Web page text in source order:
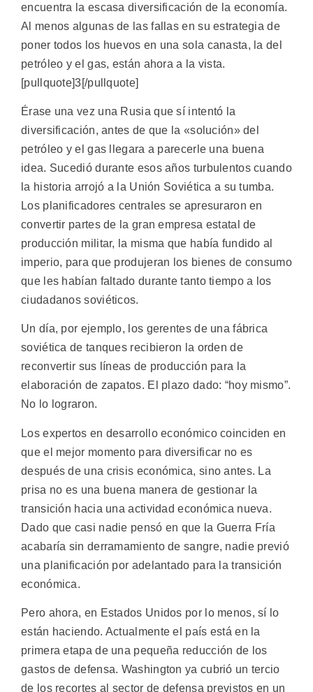
encuentra la escasa diversificación de la economía.
Al menos algunas de las fallas en su estrategia de
poner todos los huevos en una sola canasta, la del
petróleo y el gas, están ahora a la vista.
[pullquote]3[/pullquote]
Érase una vez una Rusia que sí intentó la
diversificación, antes de que la «solución» del
petróleo y el gas llegara a parecerle una buena
idea. Sucedió durante esos años turbulentos cuando
la historia arrojó a la Unión Soviética a su tumba.
Los planificadores centrales se apresuraron en
convertir partes de la gran empresa estatal de
producción militar, la misma que había fundido al
imperio, para que produjeran los bienes de consumo
que les habían faltado durante tanto tiempo a los
ciudadanos soviéticos.
Un día, por ejemplo, los gerentes de una fábrica
soviética de tanques recibieron la orden de
reconvertir sus líneas de producción para la
elaboración de zapatos. El plazo dado: “hoy mismo”.
No lo lograron.
Los expertos en desarrollo económico coinciden en
que el mejor momento para diversificar no es
después de una crisis económica, sino antes. La
prisa no es una buena manera de gestionar la
transición hacia una actividad económica nueva.
Dado que casi nadie pensó en que la Guerra Fría
acabaría sin derramamiento de sangre, nadie previó
una planificación por adelantado para la transición
económica.
Pero ahora, en Estados Unidos por lo menos, sí lo
están haciendo. Actualmente el país está en la
primera etapa de una pequeña reducción de los
gastos de defensa. Washington ya cubrió un tercio
de los recortes al sector de defensa previstos en un